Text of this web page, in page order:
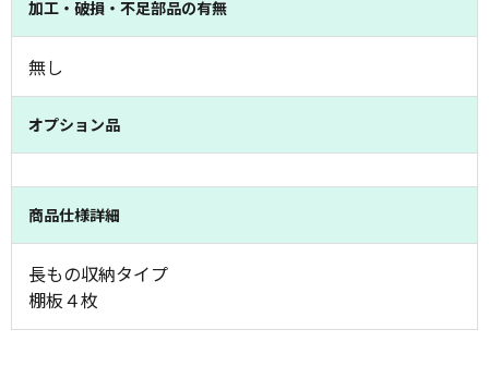
加工・破損・不足部品の有無
無し
オプション品
商品仕様詳細
長もの収納タイプ
棚板４枚